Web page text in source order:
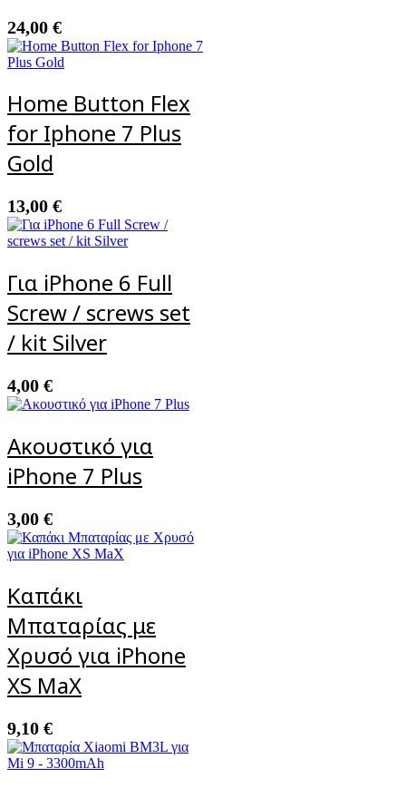
24,00 €
Home Button Flex
for Iphone 7 Plus
Gold
13,00 €
Για iPhone 6 Full
Screw / screws set
/ kit Silver
4,00 €
Ακουστικό για
iPhone 7 Plus
3,00 €
Καπάκι
Μπαταρίας με
Χρυσό για iPhone
XS MaX
9,10 €